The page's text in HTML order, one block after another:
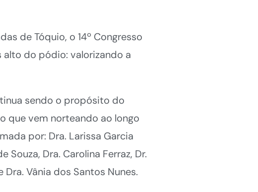
de Tóquio, o 14º Congresso
alto do pódio: valorizando a
sendo o propósito do
que vem norteando ao longo
por: Dra. Larissa Garcia
Souza, Dra. Carolina Ferraz, Dr.
Dra. Vânia dos Santos Nunes.